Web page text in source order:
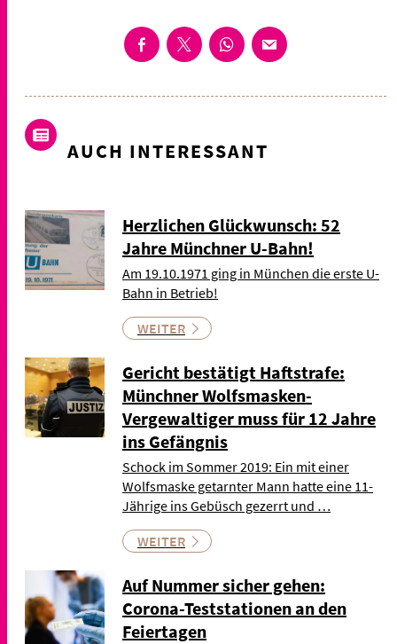
AUCH INTERESSANT
Herzlichen Glückwunsch: 52
Jahre Münchner U-Bahn!
Am 19.10.1971 ging in München die erste U-
Bahn in Betrieb!
WEITER
Gericht bestätigt Haftstrafe:
Münchner Wolfsmasken-
Vergewaltiger muss für 12 Jahre
ins Gefängnis
Schock im Sommer 2019: Ein mit einer
Wolfsmaske getarnter Mann hatte eine 11-
Jährige ins Gebüsch gezerrt und …
WEITER
Auf Nummer sicher gehen:
Corona-Teststationen an den
Feiertagen